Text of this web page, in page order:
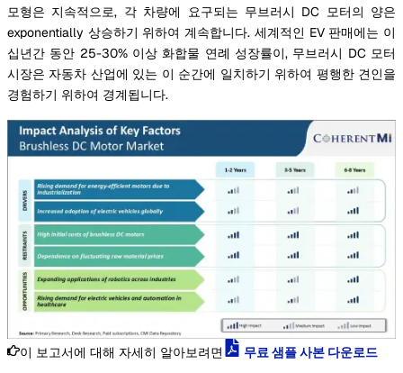
모형은 지속적으로, 각 차량에 요구되는 무브러시 DC 모터의 양은
exponentially 상승하기 위하여 계속합니다. 세계적인 EV 판매에는 이
십년간 동안 25-30% 이상 화합물 연례 성장률이, 무브러시 DC 모터
시장은 자동차 산업에 있는 이 순간에 일치하기 위하여 평행한 견인을
경험하기 위하여 경계됩니다.
이 보고서에 대해 자세히 알아보려면 무료 샘플 사본 다운로드